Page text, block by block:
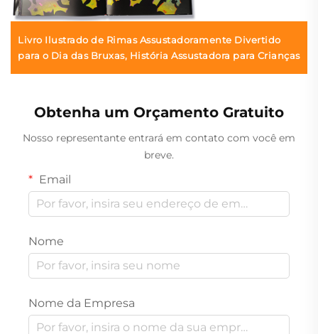
Livro Ilustrado de Rimas Assustadoramente Divertido
para o Dia das Bruxas, História Assustadora para Crianças
Obtenha um Orçamento Gratuito
Nosso representante entrará em contato com você em
breve.
Email
Nome
Nome da Empresa